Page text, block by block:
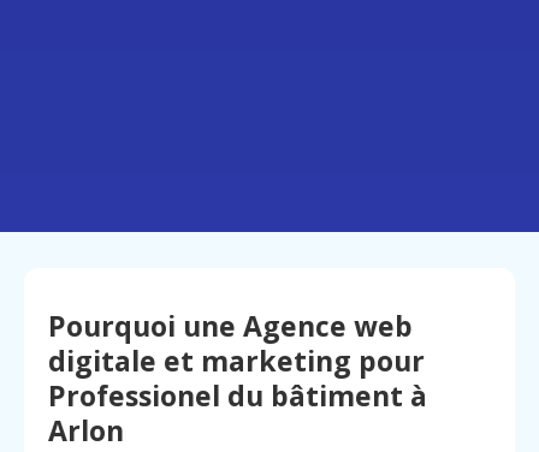
Pourquoi une Agence web
digitale et marketing pour
Professionel du bâtiment à
Arlon